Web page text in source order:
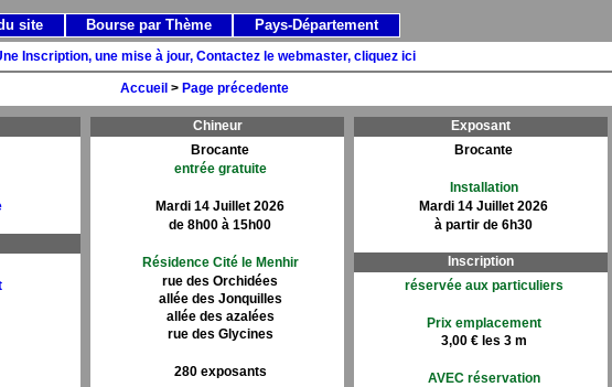
Inscription, une mise à jour, Contactez le webmaster, cliquez ici
Accueil > Page précedente
Chineur
Brocante
entrée gratuite
Mardi 14 Juillet 2026
de 8h00 à 15h00
Résidence Cité le Menhir
rue des Orchidées
allée des Jonquilles
allée des azalées
rue des Glycines
280 exposants
Exposant
Brocante
Installation
Mardi 14 Juillet 2026
à partir de 6h30
Inscription
réservée aux particuliers
Prix emplacement
3,00 € les 3 m
AVEC réservation
site Bourse par Thème Pays-Département